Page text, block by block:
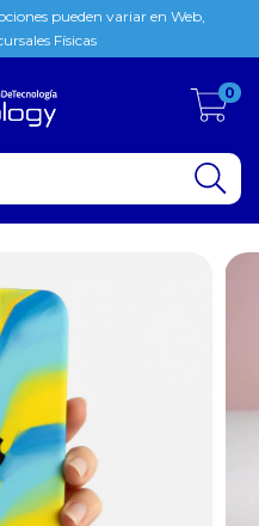
pueden variar en Web,
Físicas
0